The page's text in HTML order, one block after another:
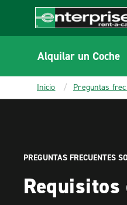
CONTENT
Enterprise
Alquilar un Coche
Inicio Preguntas
PREGUNTAS FRECUENTES